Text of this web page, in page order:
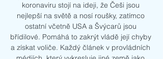
koronaviru stojí na ideji, že Češi jsou
nejlepší na světě a nosí roušky, zatímco
ostatní včetně USA a Švýcarů jsou
břídilové. Pomáhá to zakrýt vládě její chyby
a získat voliče. Každý článek v provládních